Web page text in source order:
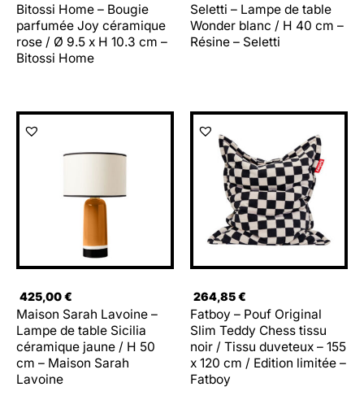
Bitossi Home – Bougie
parfumée Joy céramique
rose / Ø 9.5 x H 10.3 cm –
Bitossi Home
Seletti – Lampe de table
Wonder blanc / H 40 cm –
Résine – Seletti
425,00€
Maison Sarah Lavoine –
Lampe de table Sicilia
céramique jaune / H 50
cm – Maison Sarah
Lavoine
264,85€
Fatboy – Pouf Original
Slim Teddy Chess tissu
noir / Tissu duveteux – 155
x 120 cm / Edition limitée –
Fatboy